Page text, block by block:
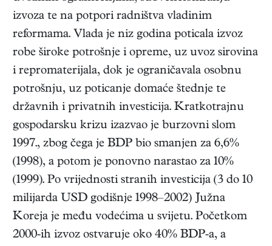
izvoza te na potpori radništva vladinim
reformama. Vlada je niz godina poticala izvoz
robe široke potrošnje i opreme, uz uvoz sirovina
i repromaterijala, dok je ograničavala osobnu
potrošnju, uz poticanje domaće štednje te
državnih i privatnih investicija. Kratkotrajnu
gospodarsku krizu izazvao je burzovni slom
1997., zbog čega je BDP bio smanjen za 6,6%
(1998), a potom je ponovno narastao za 10%
(1999). Po vrijednosti stranih investicija (3 do 10
milijarda USD godišnje 1998–2002) Južna
Koreja je među vodećima u svijetu. Početkom
2000-ih izvoz ostvaruje oko 40% BDP-a, a